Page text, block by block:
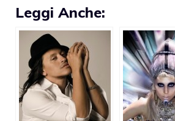
Leggi Anche: